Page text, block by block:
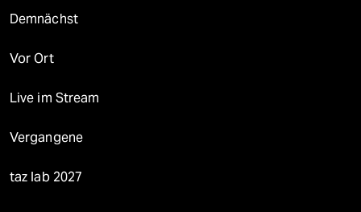
Demnächst
Vor Ort
Live im Stream
Vergangene
taz lab 2027